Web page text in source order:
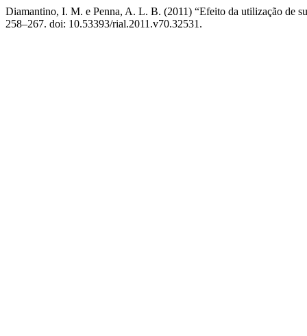
Diamantino, I. M. e Penna, A. L. B. (2011) “Efeito da utilização de
258–267. doi: 10.53393/rial.2011.v70.32531.